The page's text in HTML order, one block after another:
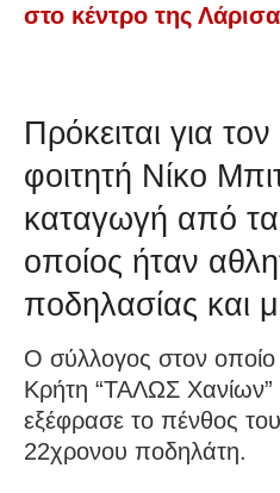
στο κέντρο της
Πρόκειται για
φοιτητή Νίκο
καταγωγή από
οποίος ήταν
ποδηλασίας και
Ο σύλλογος στον οποίο
Κρήτη “ΤΑΛΩΣ Χανίων”
εξέφρασε το πένθος
22χρονου ποδηλάτη.